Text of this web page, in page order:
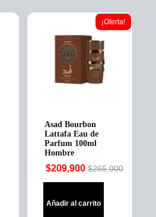
¡Oferta!
Asad Bourbon
Lattafa Eau de
Parfum 100ml
Hombre
$265,000
Original
was:
$209,900
Current
is:
Añadir al carrito